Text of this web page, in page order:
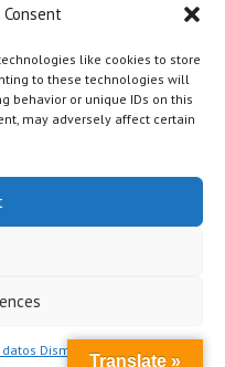
Consent
like cookies to store
to these technologies will
behavior or unique IDs on this
may adversely affect certain
Dismet S.A.S
Dismet
Translate »